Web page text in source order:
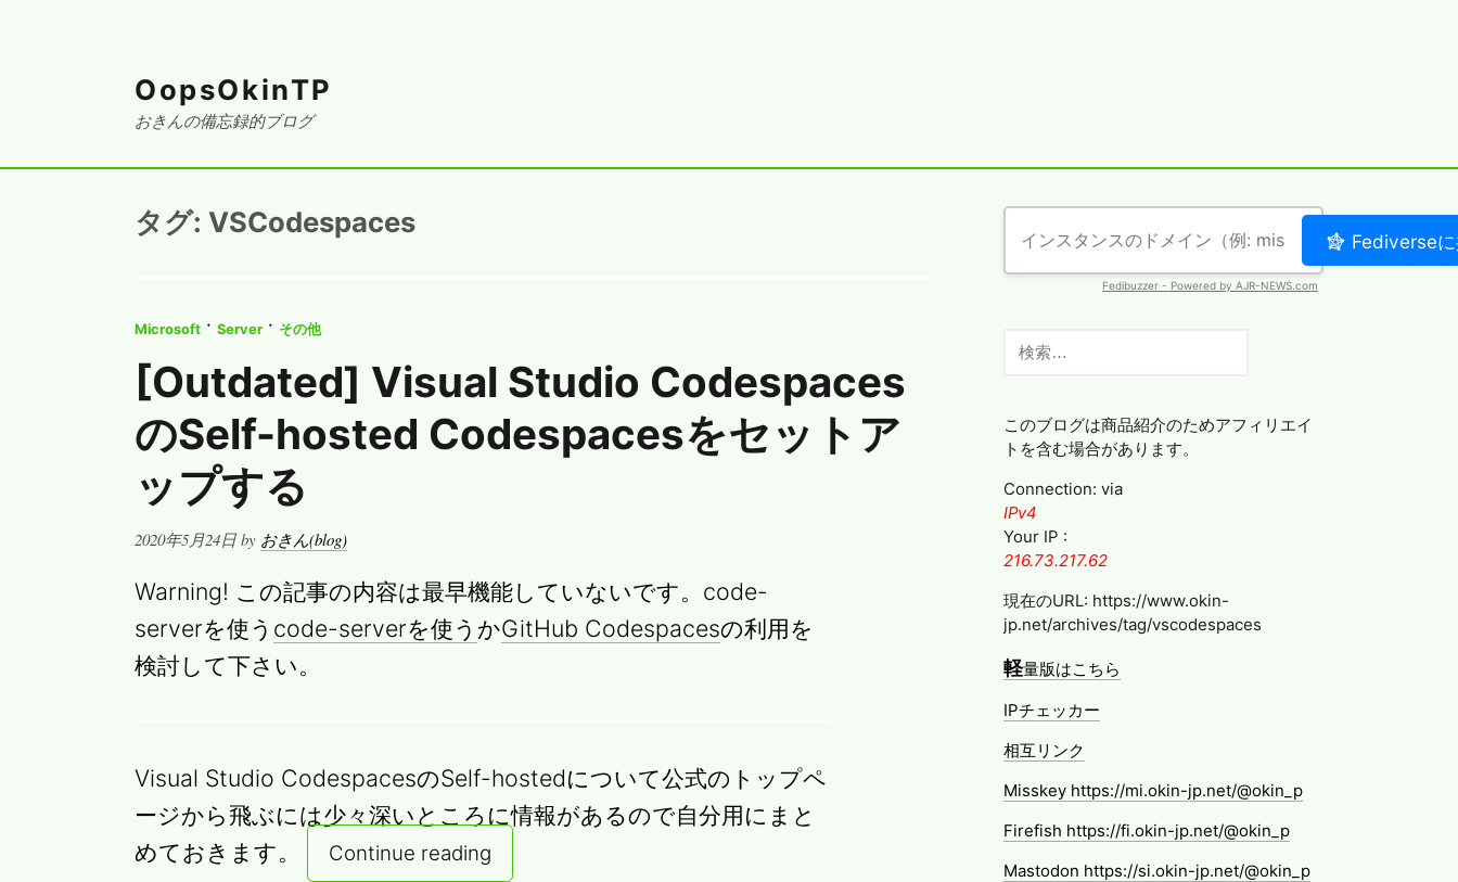
OopsOkinTP
おきんの備忘録的ブログ
タグ:VSCodespaces
Microsoft ·Server · その他
[Outdated] Visual Studio Codespaces
のSelf-hosted Codespacesをセットア
ップする
Posted
2020年5月24日 by おきん(blog)
Warning! この記事の内容は最早機能していないです。code-
serverを使う code-serverを使う かGitHub Codespacesの利用を
検討して下さい。
Visual Studio CodespacesのSelf-hostedについて公式のトップペ
ージから飛ぶには少々深いところに情報があるので自分用にまと
めておきます。
Continue reading
索:
このブログは商品紹介のためアフィリエイ
トを含む場合があります。
Connection: via
IPv4
Your IP :
216.73.217.62
現在のURL: https://www.okin-
jp.net/archives/tag/vscodespaces
軽量版はこちら
IPチェッカー
相互リンク
Misskey https://mi.okin-jp.net/@okin_p
Firefish https://fi.okin-jp.net/@okin_p
Mastodon https://si.okin-jp.net/@okin_p